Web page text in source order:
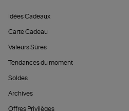
Idées Cadeaux
Carte Cadeau
Valeurs Sûres
Tendances du moment
Soldes
Archives
Offres Privilèges